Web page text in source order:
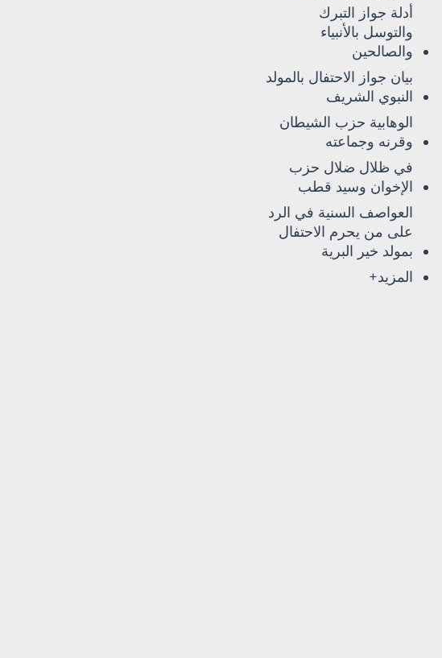
أدلة جواز التبرك
والتوسل بالأنبياء
والصالحين
بيان جواز الاحتفال بالمولد
النبوي الشريف
الوهابية حزب الشيطان
وقرنه وجماعته
في ظلال ضلال حزب
الإخوان وسيد قطب
العواصف السنية في الرد
على من يحرم الاحتفال
بمولد خير البرية
المزيد+